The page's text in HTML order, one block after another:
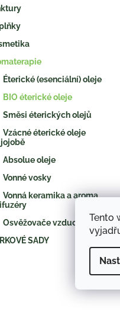
Tento
Éterické (esenciální) oleje
BIO éterické oleje
Směsi éterických olejů
Vzácné éterické oleje
Absolue oleje
Vonné vosky
Vonná keramika a aroma
Osvěžovače vzduchu
SADY